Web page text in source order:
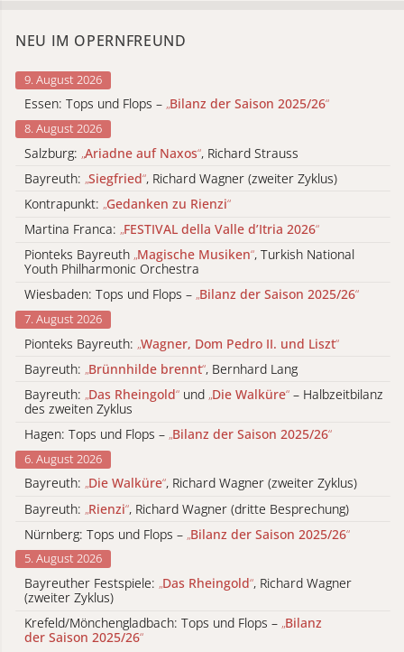
NEU IM OPERNFREUND
9. August 2026
Essen: Tops und Flops – „Bilanz der Saison 2025/26“
8. August 2026
Salzburg: „Ariadne auf Naxos“, Richard Strauss
Bayreuth: „Siegfried“, Richard Wagner (zweiter Zyklus)
Kontrapunkt: „Gedanken zu Rienzi“
Martina Franca: „FESTIVAL della Valle d’Itria 2026“
Pionteks Bayreuth „Magische Musiken“, Turkish National
Youth Philharmonic Orchestra
Wiesbaden: Tops und Flops – „Bilanz der Saison 2025/26“
7. August 2026
Pionteks Bayreuth: „Wagner, Dom Pedro II. und Liszt“
Bayreuth: „Brünnhilde brennt“, Bernhard Lang
Bayreuth: „Das Rheingold“ und „Die Walküre“ – Halbzeitbilanz
des zweiten Zyklus
Hagen: Tops und Flops – „Bilanz der Saison 2025/26“
6. August 2026
Bayreuth: „Die Walküre“, Richard Wagner (zweiter Zyklus)
Bayreuth: „Rienzi“, Richard Wagner (dritte Besprechung)
Nürnberg: Tops und Flops – „Bilanz der Saison 2025/26“
5. August 2026
Bayreuther Festspiele: „Das Rheingold“, Richard Wagner
(zweiter Zyklus)
Krefeld/Mönchengladbach: Tops und Flops – „Bilanz
der Saison 2025/26“